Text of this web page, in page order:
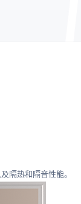
隔热和隔音性能。